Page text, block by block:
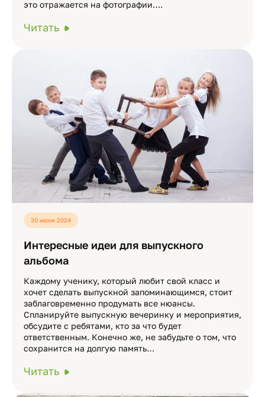
это отражается на фотографии….
Читать
30 июня 2024
Интересные идеи для выпускного
альбома
Каждому ученику, который любит свой класс и
хочет сделать выпускной запоминающимся, стоит
заблаговременно продумать все нюансы.
Спланируйте выпускную вечеринку и мероприятия,
обсудите с ребятами, кто за что будет
ответственным. Конечно же, не забудьте о том, что
сохранится на долгую память…
Читать